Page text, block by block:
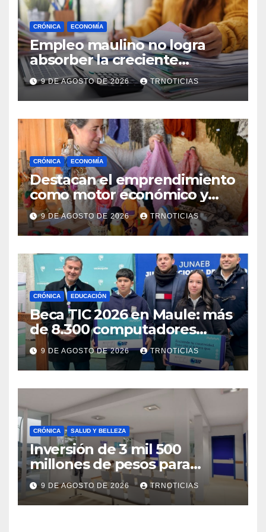
CRÓNICA ECONOMÍA
Empleo maulino no logra
absorber la creciente
demanda por trabajo
9 DE AGOSTO DE 2026 TRNOTICIAS
CRÓNICA ECONOMÍA
Destacan el emprendimiento
como motor económico y
anuncia fortalecer apoyos
para empleo autónomo
9 DE AGOSTO DE 2026 TRNOTICIAS
CRÓNICA EDUCACIÓN
Beca TIC 2026 en Maule: más
de 8.300 computadores
están siendo entregados en
la región
9 DE AGOSTO DE 2026 TRNOTICIAS
CRÓNICA SALUD Y BELLEZA
Inversión de 3 mil 500
millones de pesos para
mejorar el Cesfam
Astaburuaga
9 DE AGOSTO DE 2026 TRNOTICIAS